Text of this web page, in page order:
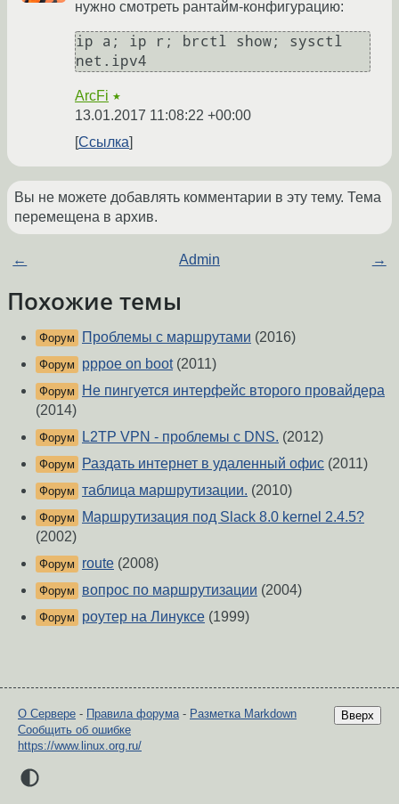
нужно смотреть рантайм-конфигурацию:
ip a; ip r; brctl show; sysctl
net.ipv4
ArcFi ★
13.01.2017 11:08:22 +00:00
Ссылка
Вы не можете добавлять комментарии в эту тему. Тема
перемещена в архив.
← Admin →
Похожие темы
Форум Проблемы с маршрутами (2016)
Форум pppoe on boot(2011)
Форум
Не пингуется интерфейс второго провайдера
(2014)
Форум L2TP VPN - проблемы с DNS. (2012)
Форум Раздать интернет в удаленный офис (2011)
Форум таблица маршрутизации. (2010)
Форум
Маршрутизация под Slack 8.0 kernel 2.4.5?
(2002)
Форум route (2008)
Форум вопрос по маршрутизации (2004)
Форум роутер на Линуксе (1999)
Вверх
О Сервере - Правила форума- Разметка Markdown
Сообщить об ошибке
https://www.linux.org.ru/